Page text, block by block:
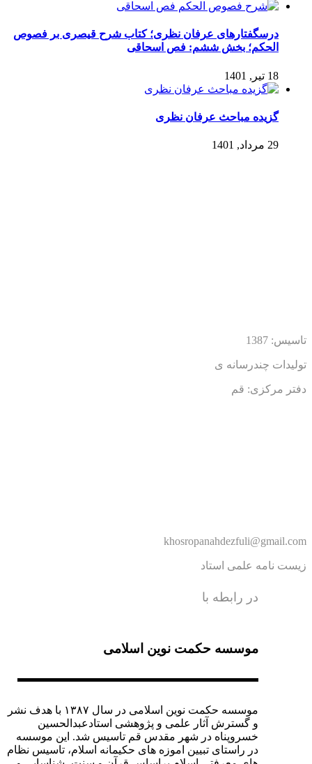
درسگفتارهای عرفان نظری؛ کتاب شرح قیصری بر فصوص
الحکم؛ بخش ششم: فص اسحاقی
18 تیر, 1401
گزیده مباحث عرفان نظری
29 مرداد, 1401
تاسیس: 1387
تولیدات چندرسانه ی
دفتر مرکزی: قم
khosropanahdezfuli@gmail.com
زیست نامه علمی استاد
در رابطه با
موسسه حکمت نوین اسلامی
موسسه حکمت نوین اسلامی در سال ۱۳۸۷ با هدف نشر
و گسترش آثار علمی و پژوهشی استادعبدالحسین
خسروپناه در شهر مقدس قم تاسیس شد. این موسسه
در راستای تبیین اموزه های حکیمانه اسلام، تاسیس نظام